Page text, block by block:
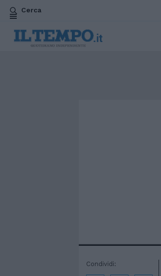
Cerca
Condividi: